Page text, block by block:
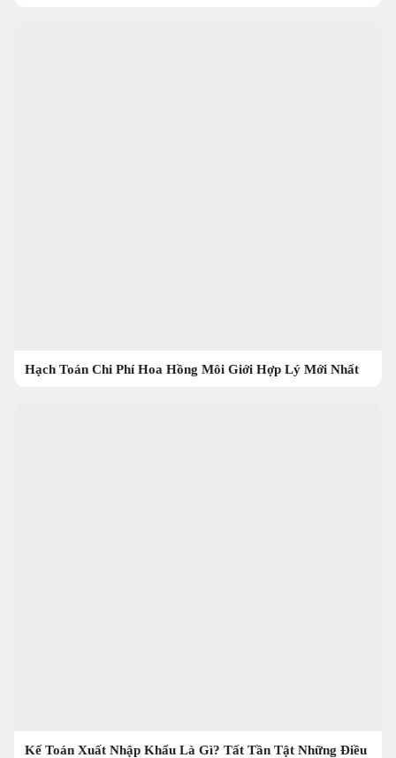
Hạch Toán Chi Phí Hoa Hồng Môi Giới Hợp Lý Mới Nhất
Kế Toán Xuất Nhập Khẩu Là Gì? Tất Tần Tật Những Điều